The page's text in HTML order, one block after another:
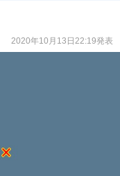
2020年10月13日22:19発表